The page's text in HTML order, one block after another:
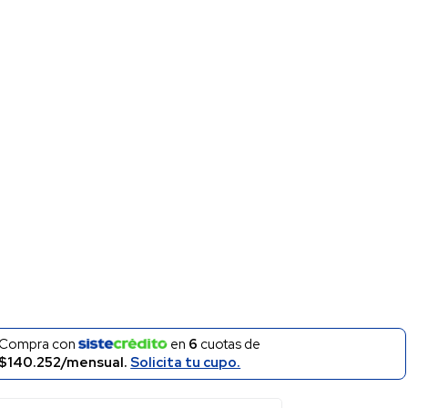
con en 6 cuotas de
$140.252/mensual.Solicita tu cupo.